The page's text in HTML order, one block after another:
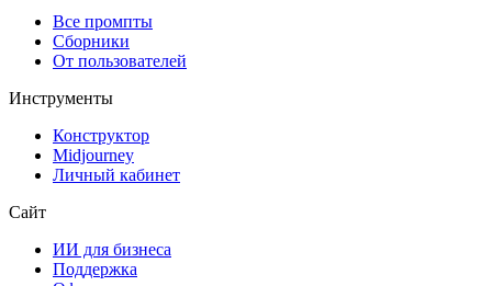
Все промпты
Сборники
От пользователей
Инструменты
Конструктор
Midjourney
Личный кабинет
Сайт
ИИ для бизнеса
Поддержка